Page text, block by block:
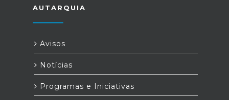
AUTARQUIA
Avisos
Notícias
Programas e Iniciativas